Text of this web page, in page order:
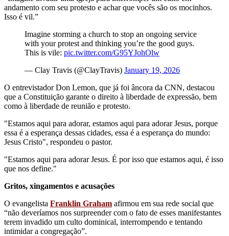
andamento com seu protesto e achar que vocês são os mocinhos.
Isso é vil.”
Imagine storming a church to stop an ongoing service
with your protest and thinking you’re the good guys.
This is vile: pic.twitter.com/G95YJohOlw
— Clay Travis (@ClayTravis) January 19, 2026
O entrevistador Don Lemon, que já foi âncora da CNN, destacou
que a Constituição garante o direito à liberdade de expressão, bem
como à liberdade de reunião e protesto.
"Estamos aqui para adorar, estamos aqui para adorar Jesus, porque
essa é a esperança dessas cidades, essa é a esperança do mundo:
Jesus Cristo", respondeu o pastor.
"Estamos aqui para adorar Jesus. É por isso que estamos aqui, é isso
que nos define."
Gritos, xingamentos e acusações
O evangelista Franklin Graham afirmou em sua rede social que
“não deveríamos nos surpreender com o fato de esses manifestantes
terem invadido um culto dominical, interrompendo e tentando
intimidar a congregação”.